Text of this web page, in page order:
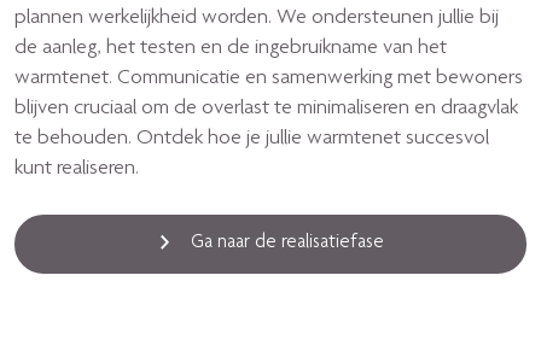
plannen werkelijkheid worden. We ondersteunen jullie bij
de aanleg, het testen en de ingebruikname van het
warmtenet. Communicatie en samenwerking met bewoners
blijven cruciaal om de overlast te minimaliseren en draagvlak
te behouden. Ontdek hoe je jullie warmtenet succesvol
kunt realiseren.
Ga naar de realisatiefase